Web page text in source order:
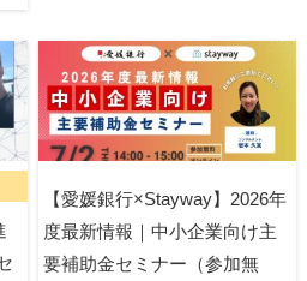
【愛媛銀行×Stayway】2026年
度最新情報｜中小企業向け主
要補助金セミナー（参加無